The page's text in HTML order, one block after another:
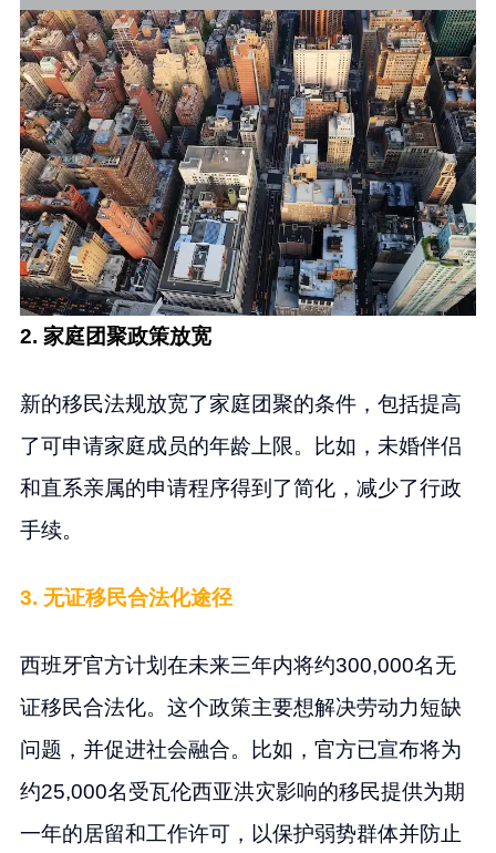
2. 家庭团聚政策放宽
新的移民法规放宽了家庭团聚的条件，包括提高
了可申请家庭成员的年龄上限。比如，未婚伴侣
和直系亲属的申请程序得到了简化，减少了行政
手续。
3. 无证移民合法化途径
西班牙官方计划在未来三年内将约300,000名无
证移民合法化。这个政策主要想解决劳动力短缺
问题，并促进社会融合。比如，官方已宣布将为
约25,000名受瓦伦西亚洪灾影响的移民提供为期
一年的居留和工作许可，以保护弱势群体并防止